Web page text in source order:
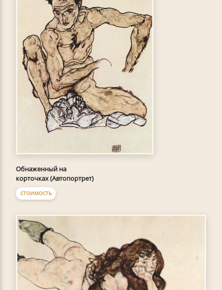
Обнаженный на
корточках (Автопортрет)
СТОИМОСТЬ